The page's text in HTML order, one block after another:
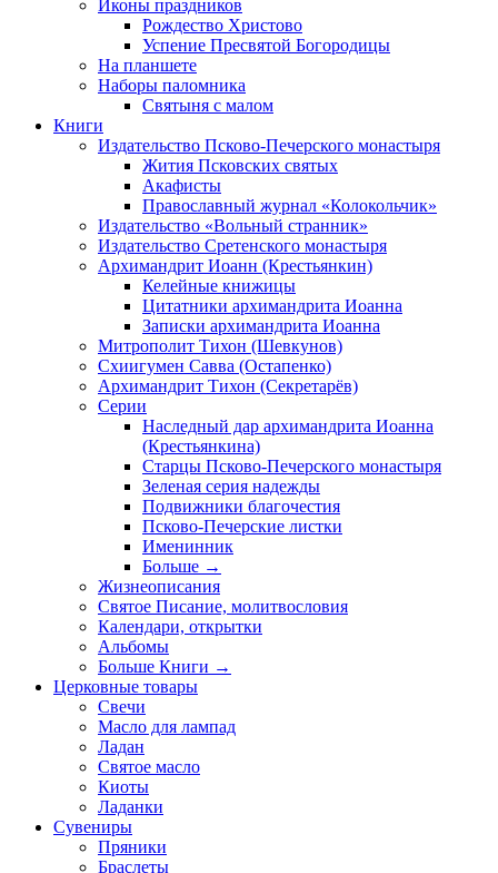
Иконы праздников
Рождество Христово
Успение Пресвятой Богородицы
На планшете
Наборы паломника
Святыня с малом
Книги
Издательство Псково-Печерского монастыря
Жития Псковских святых
Акафисты
Православный журнал «Колокольчик»
Издательство «Вольный странник»
Издательство Сретенского монастыря
Архимандрит Иоанн (Крестьянкин)
Келейные книжицы
Цитатники архимандрита Иоанна
Записки архимандрита Иоанна
Митрополит Тихон (Шевкунов)
Схиигумен Савва (Остапенко)
Архимандрит Тихон (Секретарёв)
Серии
Наследный дар архимандрита Иоанна
(Крестьянкина)
Старцы Псково-Печерского монастыря
Зеленая серия надежды
Подвижники благочестия
Псково-Печерские листки
Именинник
Больше →
Жизнеописания
Святое Писание, молитвословия
Календари, открытки
Альбомы
Больше Книги →
Церковные товары
Свечи
Масло для лампад
Ладан
Святое масло
Киоты
Ладанки
Сувениры
Пряники
Браслеты